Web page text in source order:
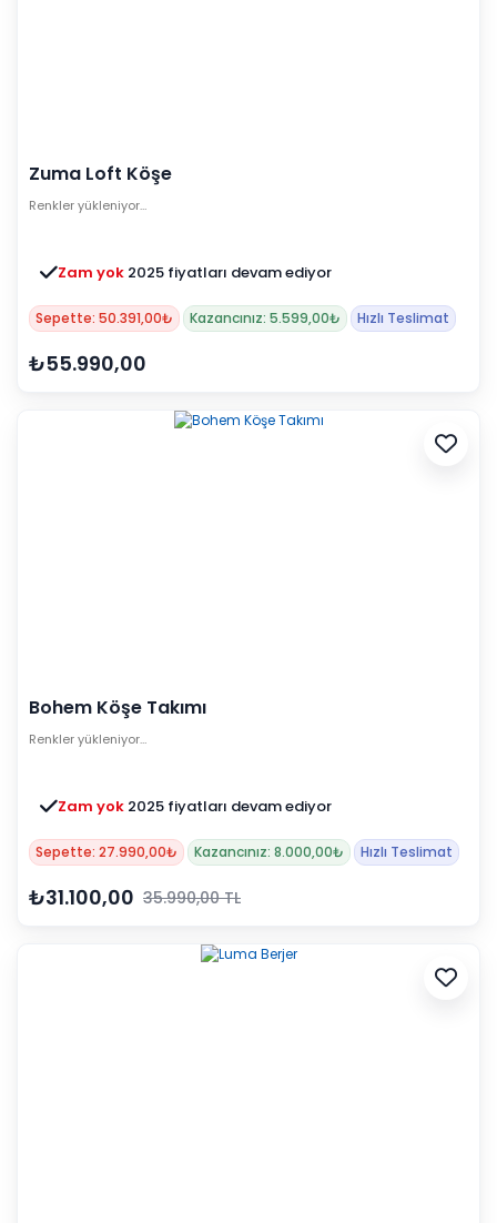
Zuma Loft Köşe
Renkler yükleniyor…
Zam yok 2025 fiyatları devam ediyor
Sepette: 50.391,00₺ Kazancınız: 5.599,00₺ Hızlı Teslimat
₺55.990,00
Bohem Köşe Takımı
Renkler yükleniyor…
Zam yok 2025 fiyatları devam ediyor
Sepette: 27.990,00₺ Kazancınız: 8.000,00₺ Hızlı Teslimat
₺31.100,00 35.990,00 TL